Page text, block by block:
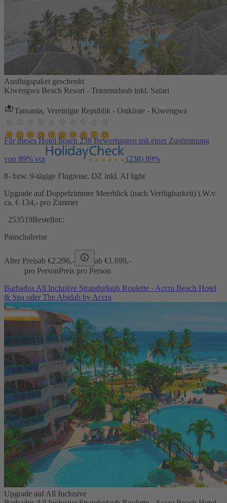
Ausflugspaket geschenkt
Kiwengwa Beach Resort - Traumurlaub inkl. Safari
Tansania, Vereinigte Republik - Ostküste - Kiwengwa
Für dieses Hotel liegen 238 Bewertungen mit einer Zustimmung
von 89% vor (238) 89%
8- bzw. 9-tägige Flugreise, DZ inkl. AI light
Upgrade auf Doppelzimmer Meerblick (nach Verfügbarkeit) i.W.v.
ca. € 134,- pro Zimmer
253519Bestellnr.:
Pauschalreise
Alter Preisab €2.296,- ab €1.699,-
pro PersonPreis pro Person
Barbados All Inclusive Strandurlaub Roulette - Accra Beach Hotel
& Spa oder The Abidah by Accra
Upgrade auf All Inclusive